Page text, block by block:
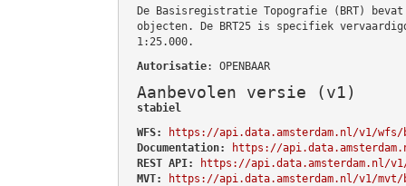
De Basisregistratie Topografie (BRT)
objecten. De BRT25 is specifiek
1:25.000.
Autorisatie: OPENBAAR
Aanbevolen versie (v1)
stabiel
WFS:
https://api.data.amsterdam.nl/v1/wfs/
Documentation:
https://
REST API:
https://api.data.amsterdam.nl/
MVT:
https://api.data.amsterdam.nl/v1/mvt/